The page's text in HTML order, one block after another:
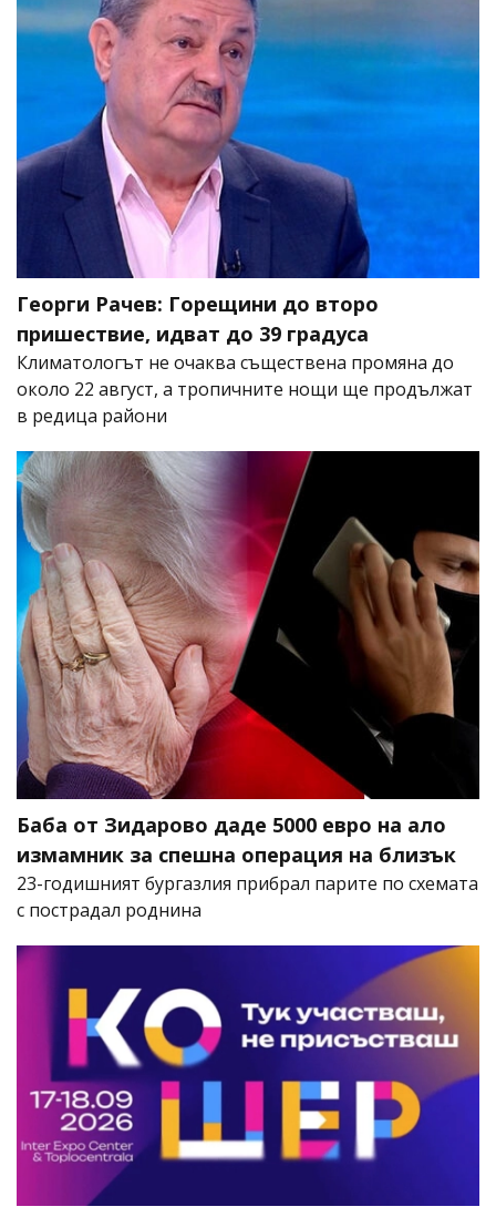
Георги Рачев: Горещини до второ
пришествие, идват до 39 градуса
Климатологът не очаква съществена промяна до
около 22 август, а тропичните нощи ще продължат
в редица райони
Баба от Зидарово даде 5000 евро на ало
измамник за спешна операция на близък
23-годишният бургазлия прибрал парите по схемата
с пострадал роднина